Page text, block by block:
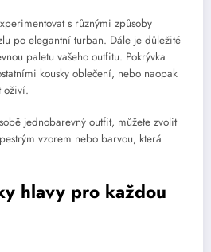
s různými způsoby
po elegantní turban. Dále je důležité
paletu vašeho outfitu. Pokrývka
kousky oblečení, nebo naopak
oživí.
jednobarevný outfit, můžete zvolit
vzorem nebo barvou, která
hlavy pro každou